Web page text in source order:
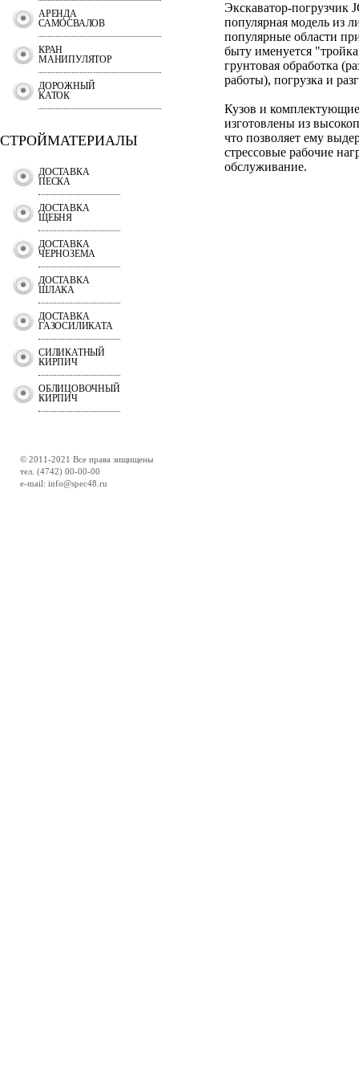
АРЕНДА
САМОСВАЛОВ
КРАН
МАНИПУЛЯТОР
ДОРОЖНЫЙ
КАТОК
СТРОЙМАТЕРИАЛЫ
ДОСТАВКА
ПЕСКА
ДОСТАВКА
ЩЕБНЯ
ДОСТАВКА
ЧЕРНОЗЕМА
ДОСТАВКА
ШЛАКА
ДОСТАВКА
ГАЗОСИЛИКАТА
СИЛИКАТНЫЙ
КИРПИЧ
ОБЛИЦОВОЧНЫЙ
КИРПИЧ
Экскаватор-погрузчик
популярная модель из
популярные области
быту именуется
грунтовая обработка
работы), погрузка и
Кузов и комплектующие
изготовлены из
что позволяет ему
стрессовые рабочие
обслуживание.
© 2011-2021 Все права зищищены
тел. (4742) 00-00-00
e-mail: info@spec48.ru